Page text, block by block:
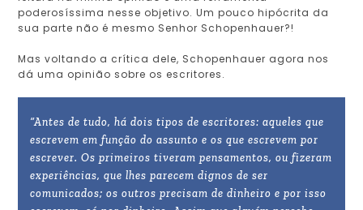
poderosíssima nesse objetivo. Um pouco hipócrita da
sua parte não é mesmo Senhor Schopenhauer?!
Mas voltando a crítica dele, Schopenhauer agora nos
dá uma opinião sobre os escritores.
“Antes de tudo, há dois tipos de escritores: aqueles que
escrevem em função do assunto e os que escrevem por
escrever. Os primeiros tiveram pensamentos, ou fizeram
experiências, que lhes parecem dignos de ser
comunicados; os outros precisam de dinheiro e por isso